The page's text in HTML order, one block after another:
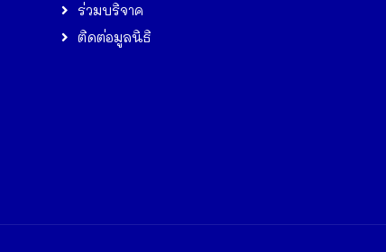
ร่วมบริจาค
ติดต่อมูลนิธิ